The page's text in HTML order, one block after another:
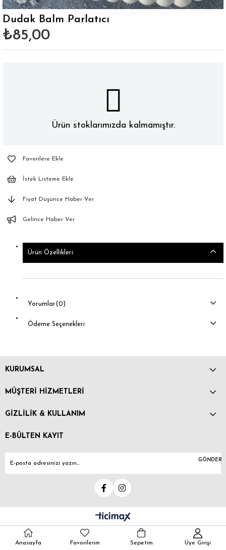
Dudak Balm Parlatıcı
₺85,00
Ürün stoklarımızda kalmamıştır.
Favorilere Ekle
İstek Listeme Ekle
Fiyat Düşünce Haber Ver
Gelince Haber Ver
Ürün Özellikleri
Yorumlar(0)
Ödeme Seçenekleri
KURUMSAL
MÜŞTERİ HİZMETLERİ
GİZLİLİK & KULLANIM
E-BÜLTEN KAYIT
GÖNDER
Anasayfa Favorilerim Sepetim Üye Girişi